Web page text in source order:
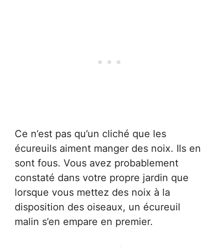
Ce n’est pas qu’un cliché que les
écureuils aiment manger des noix. Ils en
sont fous. Vous avez probablement
constaté dans votre propre jardin que
lorsque vous mettez des noix à la
disposition des oiseaux, un écureuil
malin s’en empare en premier.